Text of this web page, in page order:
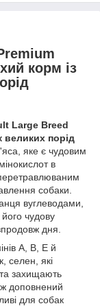
корм із
Large Breed
великих порід
яке є чудовим
в
собаки.
вуглеводами,
чудову
дня.
А, В, Е й
селен, які
захищають
доповнений
для собак